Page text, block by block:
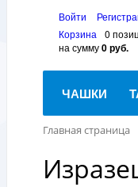
Войти
Корзина
0
на сумму0 руб.
ЧАШКИ
Главная страница